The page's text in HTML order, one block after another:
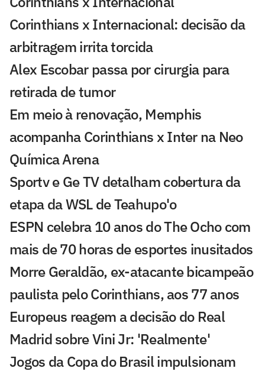
Corinthians x Internacional: decisão da
arbitragem irrita torcida
Alex Escobar passa por cirurgia para
retirada de tumor
Em meio à renovação, Memphis
acompanha Corinthians x Inter na Neo
Química Arena
Sportv e Ge TV detalham cobertura da
etapa da WSL de Teahupo'o
ESPN celebra 10 anos do The Ocho com
mais de 70 horas de esportes inusitados
Morre Geraldão, ex-atacante bicampeão
paulista pelo Corinthians, aos 77 anos
Europeus reagem a decisão do Real
Madrid sobre Vini Jr: 'Realmente'
Jogos da Copa do Brasil impulsionam